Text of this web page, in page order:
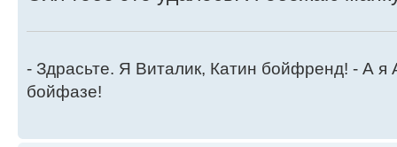
- Здрасьте. Я Виталик, Катин бойфренд! - А я
бойфазе!